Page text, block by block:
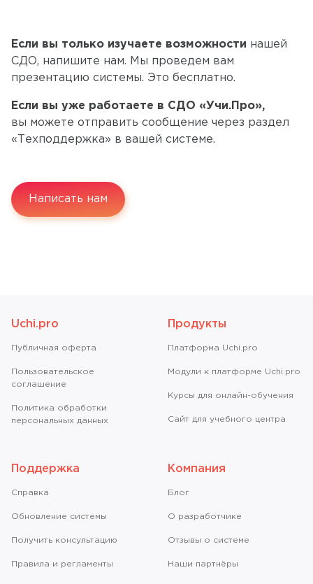
Если вы только изучаете возможности нашей
СДО, напишите нам. Мы проведем вам
презентацию системы. Это бесплатно.
Если вы уже работаете в СДО «Учи.Про»,
вы можете отправить сообщение через раздел
«Техподдержка» в вашей системе.
Написать нам
Uchi.pro
Публичная оферта
Пользовательское
соглашение
Политика обработки
персональных данных
Продукты
Платформа Uchi.pro
Модули к платформе Uchi.pro
Курсы для онлайн-обучения
Сайт для учебного центра
Поддержка
Справкa
Обновление системы
Получить консультацию
Правила и регламенты
Компания
Блог
О разработчике
Отзывы о системе
Наши партнёры